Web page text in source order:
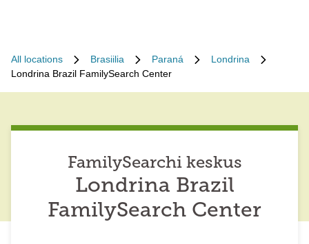
All locations Brasiilia Paraná
Londrina
Londrina Brazil FamilySearch Center
FamilySearchi keskus
Londrina Brazil
FamilySearch Center